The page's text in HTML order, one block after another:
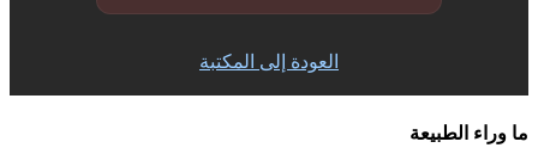
العودة إلى المكتبة
ما وراء الطبيعة